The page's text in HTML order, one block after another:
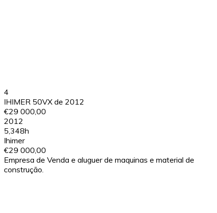
4
IHIMER 50VX de 2012
€29 000,00
2012
5,348h
Ihimer
€29 000,00
Empresa de Venda e aluguer de maquinas e material de
construção.